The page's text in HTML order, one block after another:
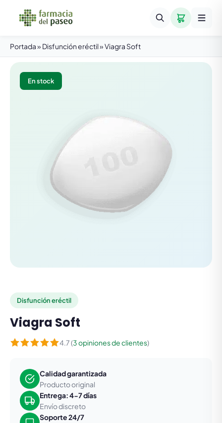
Portada» Disfunción eréctil»Viagra Soft
En stock
Disfunción eréctil
Viagra Soft
4.7 (3 opiniones de clientes)
Calidad garantizada
Producto original
Entrega: 4-7 días
Envío discreto
Soporte 24/7